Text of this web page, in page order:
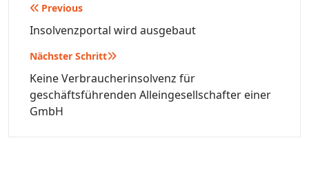
Beitragsnavigation
Previous
Insolvenzportal wird ausgebaut
Nächster Schritt
Keine Verbraucherinsolvenz für
geschäftsführenden Alleingesellschafter einer
GmbH